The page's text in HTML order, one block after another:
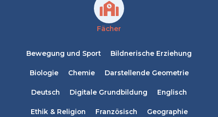
Fächer
Bewegung und Sport Bildnerische Erziehung
Biologie Chemie Darstellende Geometrie
Deutsch Digitale Grundbildung Englisch
Ethik & Religion Französisch Geographie